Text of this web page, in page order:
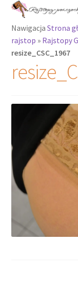
Przejdź
nawigacji
Przejdź
treści
Rajstopy
menu
Podkolanówki i
skarpetki
Wszystkie
produkty
Recenzje
Nawigacja Strona
rajstop » Rajstopy
resize_CSC_1967